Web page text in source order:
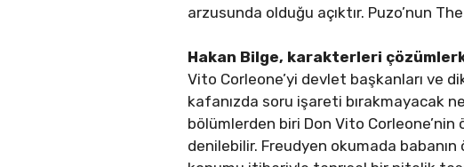
arzusunda olduğu açıktır. Puzo’nun
Hakan Bilge, karakterleri
Vito Corleone’yi devlet başkanları ve
kafanızda soru işareti bırakmayacak
bölümlerden biri Don Vito
denilebilir. Freudyen okumada